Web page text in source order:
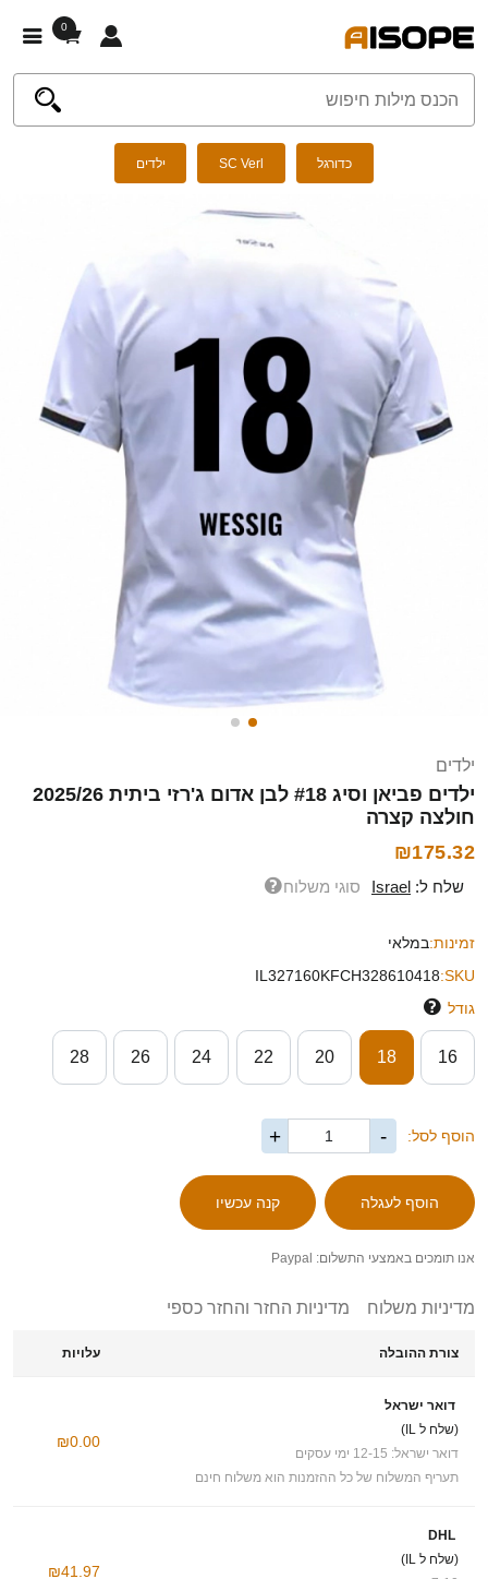
0
כדורגל SC Verl ילדים
ילדים
ילדים פביאן וסיג #18 לבן אדום ג'רזי ביתית 2025/26
חולצה קצרה
₪175.32
שלח ל: Israel סוגי משלוח
זמינות:במלאי
SKU:
IL327160KFCH328610418
גודל
16
18
20
22
24
26
28
הוסף לסל: -
+
אנו תומכים באמצעי התשלום: Paypal
מדיניות משלוח מדיניות החזר והחזר כספי
צורת ההובלה עלויות
דואר ישראל
(שלח ל IL)
דואר ישראל: 12-15 ימי עסקים
תעריף המשלוח של כל ההזמנות הוא משלוח חינם
₪0.00
DHL
(שלח ל IL)
₪41.97